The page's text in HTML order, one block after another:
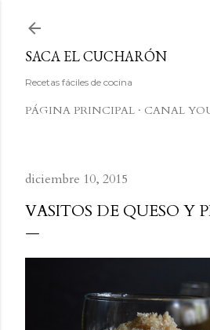
SACA EL CUCHARÓN
Recetas fáciles de cocina
PÁGINA PRINCIPAL CANAL
diciembre 10, 2015
VASITOS DE QUESO Y